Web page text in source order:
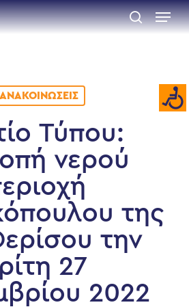
search
Menu
ΑΝΑΚΟΙΝΏΣΕΙΣ
Τύπου:
νερού
της
την
27
2022